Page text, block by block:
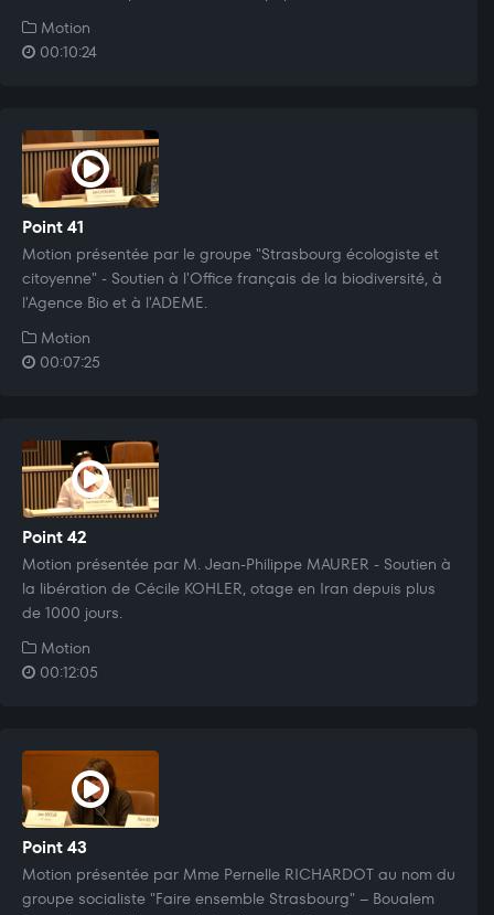
Motion
00:10:24
Point 41
Motion présentée par le groupe "Strasbourg écologiste et
citoyenne" - Soutien à l'Office français de la biodiversité, à
l'Agence Bio et à l'ADEME.
Motion
00:07:25
Point 42
Motion présentée par M. Jean-Philippe MAURER - Soutien à
la libération de Cécile KOHLER, otage en Iran depuis plus
de 1000 jours.
Motion
00:12:05
Point 43
Motion présentée par Mme Pernelle RICHARDOT au nom du
groupe socialiste "Faire ensemble Strasbourg" – Boualem